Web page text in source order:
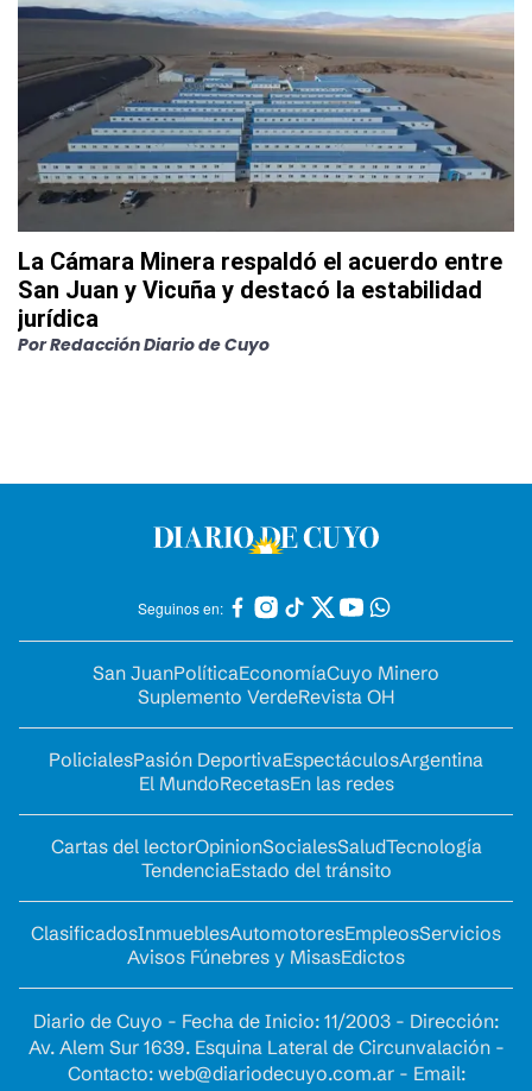
La Cámara Minera respaldó el acuerdo entre
San Juan y Vicuña y destacó la estabilidad
jurídica
PorRedacción Diario de Cuyo
Seguinos en:
San JuanPolíticaEconomíaCuyo Minero
Suplemento VerdeRevista OH
PolicialesPasión DeportivaEspectáculosArgentina
El MundoRecetasEn las redes
Cartas del lectorOpinionSocialesSaludTecnología
TendenciaEstado del tránsito
ClasificadosInmueblesAutomotoresEmpleosServicios
Avisos Fúnebres y MisasEdictos
Diario de Cuyo - Fecha de Inicio: 11/2003 - Dirección:
Av. Alem Sur 1639. Esquina Lateral de Circunvalación -
Contacto: web@diariodecuyo.com.ar- Email: